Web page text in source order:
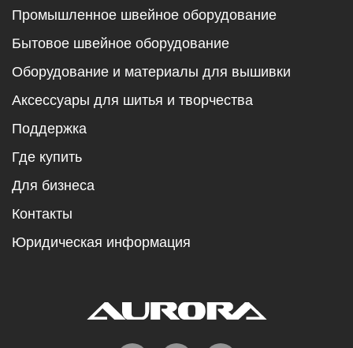
Промышленное швейное оборудование
Бытовое швейное оборудование
Оборудование и материалы для вышивки
Аксессуары для шитья и творчества
Поддержка
Где купить
Для бизнеса
Контакты
Юридическая информация